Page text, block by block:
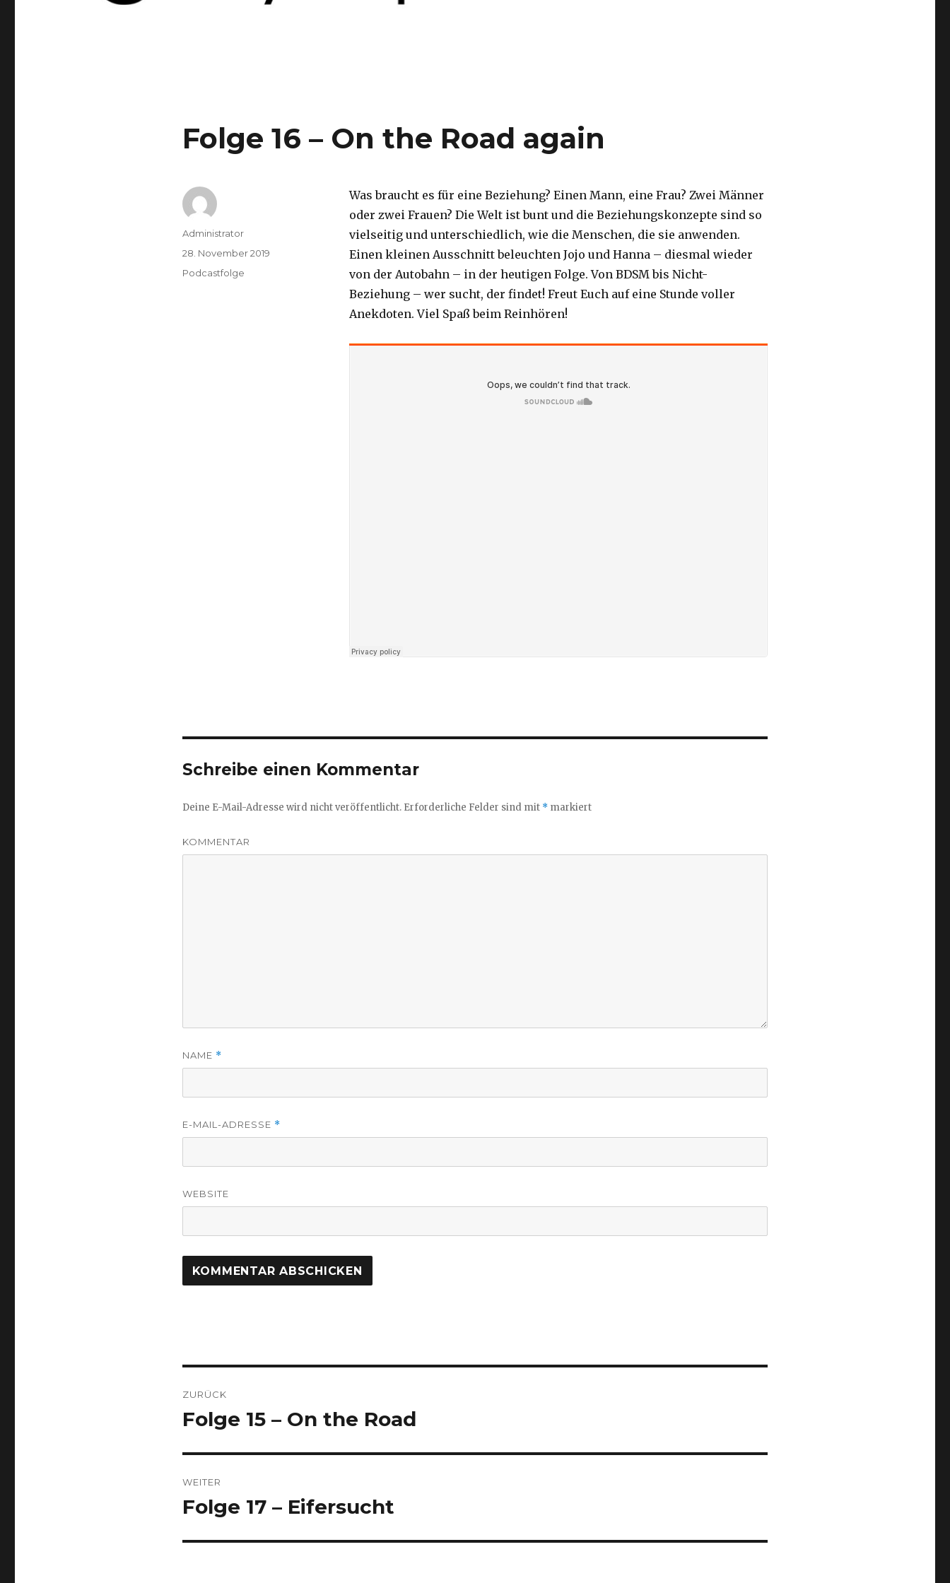
Folge 16 – On the Road again
Was braucht es für eine Beziehung? Einen Mann, eine Frau? Zwei Männer
oder zwei Frauen? Die Welt ist bunt und die Beziehungskonzepte sind so
vielseitig und unterschiedlich, wie die Menschen, die sie anwenden.
Einen kleinen Ausschnitt beleuchten Jojo und Hanna – diesmal wieder
von der Autobahn – in der heutigen Folge. Von BDSM bis Nicht-
Beziehung – wer sucht, der findet! Freut Euch auf eine Stunde voller
Anekdoten. Viel Spaß beim Reinhören!
Autor
Administrator
Veröffentlicht
28. November 2019
Kategorien
Podcastfolge
Schreibe einen Kommentar
Deine E-Mail-Adresse wird nicht veröffentlicht.Erforderliche Felder sind mit *markiert
KOMMENTAR
NAME *
E-MAIL-ADRESSE *
WEBSITE
ZURÜCK
Vorheriger
Folge 15 – On the Road
WEITER
Nächster
Folge 17 – Eifersucht